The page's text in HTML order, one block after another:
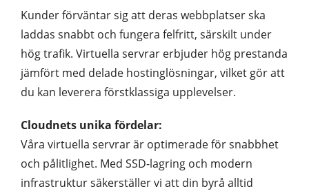
Kunder förväntar sig att deras webbplatser ska
laddas snabbt och fungera felfritt, särskilt under
hög trafik. Virtuella servrar erbjuder hög prestanda
jämfört med delade hostinglösningar, vilket gör att
du kan leverera förstklassiga upplevelser.
Cloudnets unika fördelar:
Våra virtuella servrar är optimerade för snabbhet
och pålitlighet. Med SSD-lagring och modern
infrastruktur säkerställer vi att din byrå alltid